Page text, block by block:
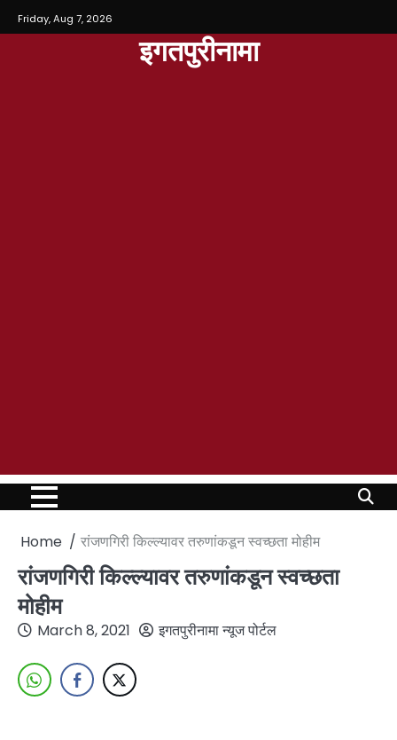
Friday, Aug 7, 2026
इगतपुरीनामा
Home रांजणगिरी किल्ल्यावर तरुणांकडून स्वच्छता मोहीम
रांजणगिरी किल्ल्यावर तरुणांकडून स्वच्छता
मोहीम
March 8, 2021 इगतपुरीनामा न्यूज पोर्टल